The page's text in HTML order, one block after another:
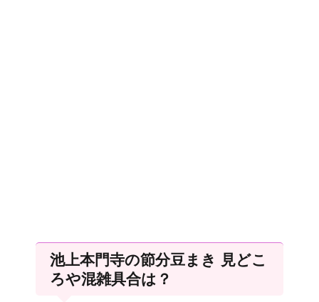
池上本門寺の節分豆まき 見どこ
ろや混雑具合は？